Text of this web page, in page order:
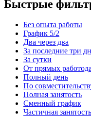
Быстрые
Без опыта работы
График 5/2
Два через два
За последние три
За сутки
От прямых
Полный день
По
Полная занятость
Сменный график
Частичная занятость